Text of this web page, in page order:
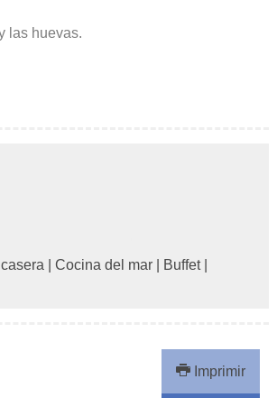
las huevas.
Cocina del mar Buffet|
Imprimir